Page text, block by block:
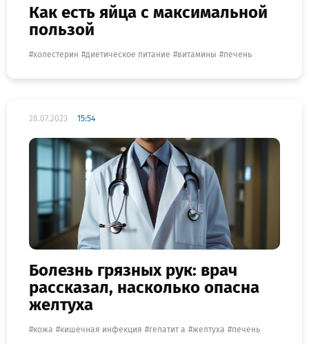
Как есть яйца с максимальной
пользой
холестерин диетическое питание витамины печень
28.07.2023 15:54
Болезнь грязных рук: врач
рассказал, насколько опасна
желтуха
кожа кишечная инфекция гепатит а желтуха печень